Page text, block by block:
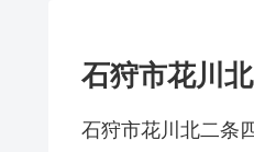
石狩市花川
石狩市花川北二条